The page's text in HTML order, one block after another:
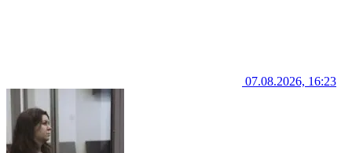
07.08.2026, 16:23